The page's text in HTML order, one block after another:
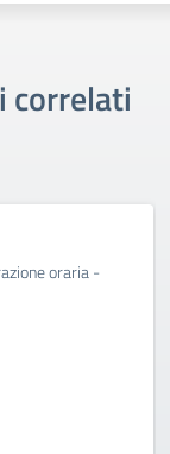
correlati
oraria -